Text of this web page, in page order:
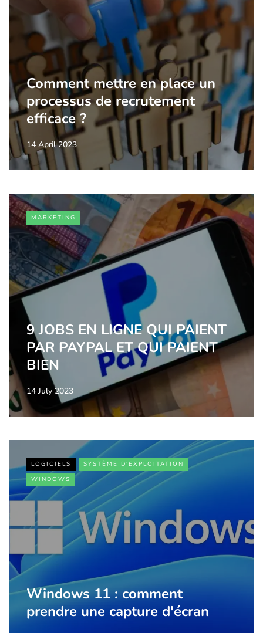
Comment mettre en place un
processus de recrutement
efficace ?
14 April 2023
MARKETING
9 JOBS EN LIGNE QUI PAIENT
PAR PAYPAL ET QUI PAIENT
BIEN
14 July 2023
LOGICIELS
SYSTÈME D'EXPLOITATION
WINDOWS
Windows 11 : comment
prendre une capture d'écran